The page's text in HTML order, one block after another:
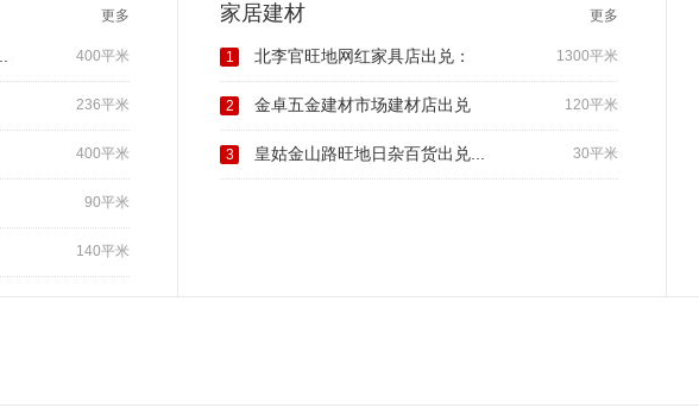
更多
400平米
236平米
400平米
90平米
140平米
家居建材 更多
1300平米
1 北李官旺地网红家具店出兑：
120平米
2 金卓五金建材市场建材店出兑
30平米
3 皇姑金山路旺地日杂百货出兑...